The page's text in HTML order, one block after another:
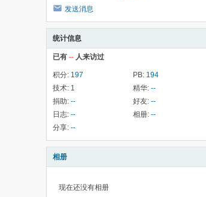
发送消息
统计信息
已有 -- 人来访过
积分: 197 PB: 194
技术: 1 精华: --
捐助: -- 好友: --
日志: -- 相册: --
分享: --
相册
现在还没有相册